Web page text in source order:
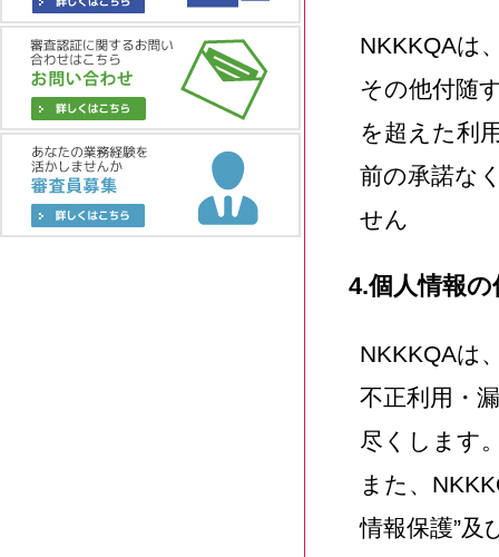
NKKKQAは
その他付随
を超えた利
前の承諾な
せん
4.個人情報
NKKKQAは
不正利用・
尽くします
また、
情報保護”及